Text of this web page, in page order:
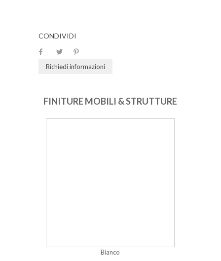
CONDIVIDI
Richiedi informazioni
FINITURE MOBILI & STRUTTURE
Bianco